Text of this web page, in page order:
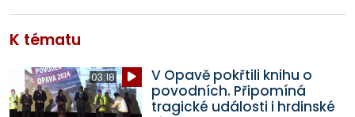
K tématu
03:18
V Opavě pokřtili knihu o
povodních. Připomíná
tragické události i hrdinské